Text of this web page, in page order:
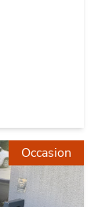
Occasion